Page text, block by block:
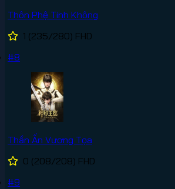
Thôn Phệ Tinh Không
1 (235/280) FHD
#8
Thần Ấn Vương Tọa
0 (208/208) FHD
#9